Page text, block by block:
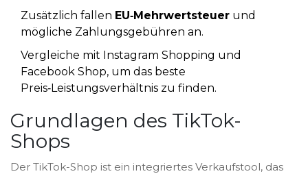
Zusätzlich fallen EU‑Mehrwertsteuer und
mögliche Zahlungsgebühren an.
Vergleiche mit Instagram Shopping und
Facebook Shop, um das beste
Preis‑Leistungsverhältnis zu finden.
Grundlagen des TikTok-
Shops
Der TikTok-Shop ist ein integriertes Verkaufstool, das